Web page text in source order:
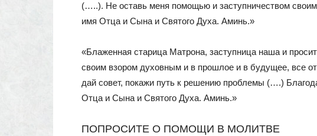
(…..). Не оставь меня помощью и заступничеством
имя Отца и Сына и Святого Духа. Аминь.»
«Блаженная старица Матрона, заступница наша и
своим взором духовным и в прошлое и в будущее, все
дай совет, покажи путь к решению проблемы (….)
Отца и Сына и Святого Духа. Аминь.»
ПОПРОСИТЕ О ПОМОЩИ В МОЛИТВЕ